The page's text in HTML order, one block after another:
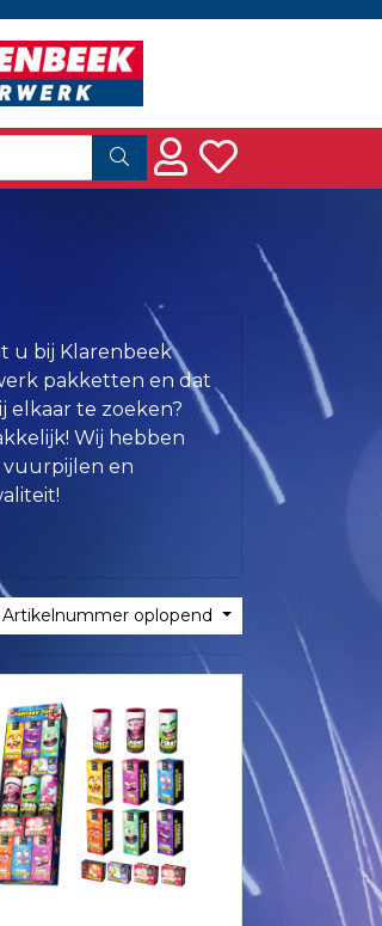
u bij Klarenbeek
pakketten en dat
elkaar te zoeken?
Wij hebben
vuurpijlen en
Artikelnummer oplopend